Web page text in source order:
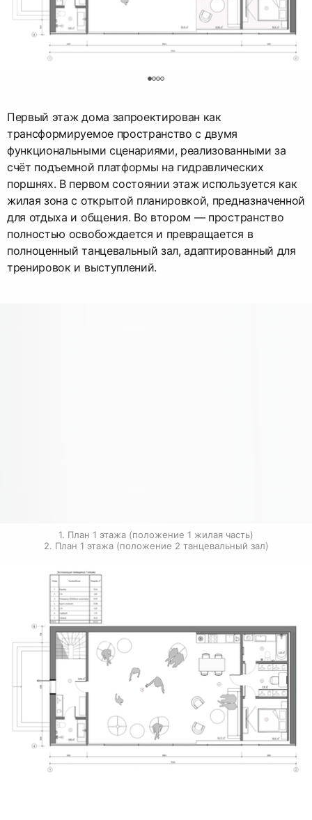
Первый этаж дома запроектирован как
трансформируемое пространство с двумя
функциональными сценариями, реализованными за
счёт подъемной платформы на гидравлических
поршнях. В первом состоянии этаж используется как
жилая зона с открытой планировкой, предназначенной
для отдыха и общения. Во втором — пространство
полностью освобождается и превращается в
полноценный танцевальный зал, адаптированный для
тренировок и выступлений.
1. План 1 этажа (положение 1 жилая часть)
2. План 1 этажа (положение 2 танцевальный зал)